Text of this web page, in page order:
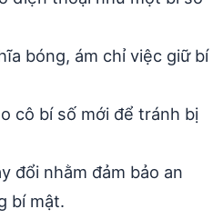
bóng, ám chỉ việc giữ bí
cô bí số mới để tránh bị
đổi nhằm đảm bảo an
bí mật.